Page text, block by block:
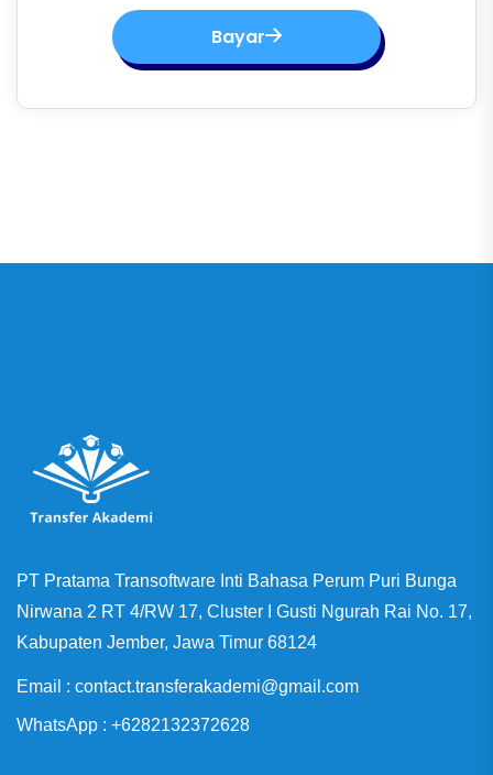
Bayar
PT Pratama Transoftware Inti Bahasa Perum Puri Bunga
Nirwana 2 RT 4/RW 17, Cluster I Gusti Ngurah Rai No. 17,
Kabupaten Jember, Jawa Timur 68124
Email : contact.transferakademi@gmail.com
WhatsApp : +6282132372628